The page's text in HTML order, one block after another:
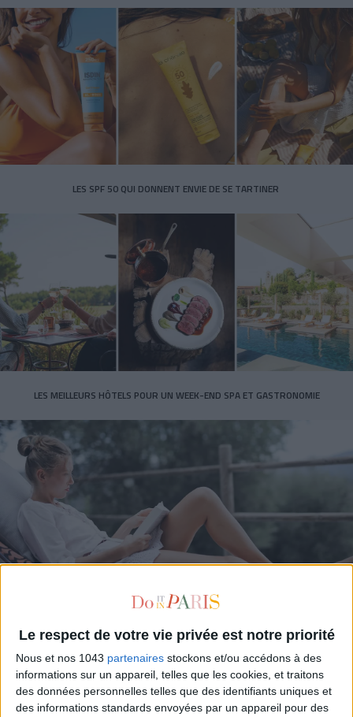
Le respect de votre vie privée est notre priorité
Nous et nos 1043 partenaires stockons et/ou accédons à des
informations sur un appareil, telles que les cookies, et traitons
des données personnelles telles que des identifiants uniques et
des informations standards envoyées par un appareil pour des
LES SPF 50 QUI DONNENT ENVIE DE SE TARTINER
LES MEILLEURS HÔTELS POUR UN WEEK-END SPA ET GASTRONOMIE
5 BONS ROMANS EN FORMAT POCHE À DÉVORER CET ÉTÉ